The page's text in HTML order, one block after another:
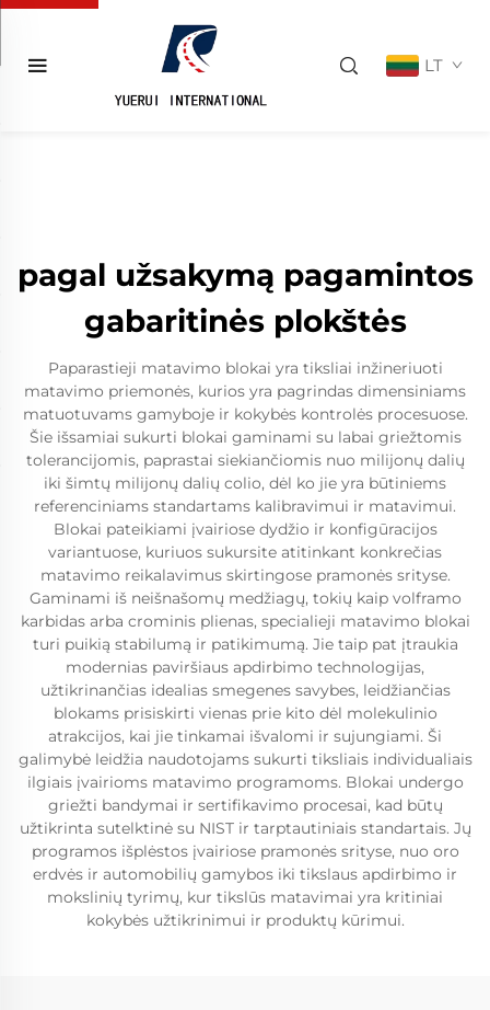
LT
pagal užsakymą pagamintos
gabaritinės plokštės
Paparastieji matavimo blokai yra tiksliai inžineriuoti
matavimo priemonės, kurios yra pagrindas dimensiniams
matuotuvams gamyboje ir kokybės kontrolės procesuose.
Šie išsamiai sukurti blokai gaminami su labai griežtomis
tolerancijomis, paprastai siekiančiomis nuo milijonų dalių
iki šimtų milijonų dalių colio, dėl ko jie yra būtiniems
referenciniams standartams kalibravimui ir matavimui.
Blokai pateikiami įvairiose dydžio ir konfigūracijos
variantuose, kuriuos sukursite atitinkant konkrečias
matavimo reikalavimus skirtingose pramonės srityse.
Gaminami iš neišnašomų medžiagų, tokių kaip volframo
karbidas arba crominis plienas, specialieji matavimo blokai
turi puikią stabilumą ir patikimumą. Jie taip pat įtraukia
modernias paviršiaus apdirbimo technologijas,
užtikrinančias idealias smegenes savybes, leidžiančias
blokams prisiskirti vienas prie kito dėl molekulinio
atrakcijos, kai jie tinkamai išvalomi ir sujungiami. Ši
galimybė leidžia naudotojams sukurti tiksliais individualiais
ilgiais įvairioms matavimo programoms. Blokai undergo
griežti bandymai ir sertifikavimo procesai, kad būtų
užtikrinta sutelktinė su NIST ir tarptautiniais standartais. Jų
programos išplėstos įvairiose pramonės srityse, nuo oro
erdvės ir automobilių gamybos iki tikslaus apdirbimo ir
mokslinių tyrimų, kur tikslūs matavimai yra kritiniai
kokybės užtikrinimui ir produktų kūrimui.